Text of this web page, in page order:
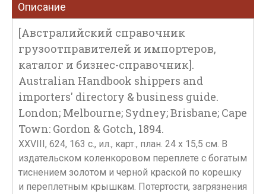
Описание
[Австралийский справочник
грузоотправителей и импортеров,
каталог и бизнес-справочник].
Australian Handbook shippers and
importers' directory & business guide.
London; Melbourne; Sydney; Brisbane; Cape
Town: Gordon & Gotch, 1894.
XXVIII, 624, 163 c., ил., карт., план. 24 х 15,5 см. В
издательском коленкоровом переплете с богатым
тиснением золотом и черной краской по корешку
и переплетным крышкам. Потертости, загрязнения